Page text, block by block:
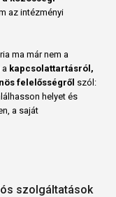
az intézményi
ma már nem a
kapcsolattartásról,
felelősségről szól:
helyet és
a saját
szolgáltatások